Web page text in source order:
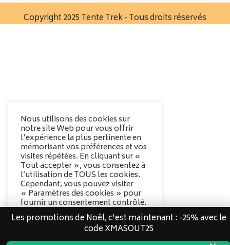
Copyright 2025 Tente Trek - Tous droits réservés
Nous utilisons des cookies sur
notre site Web pour vous offrir
l'expérience la plus pertinente en
mémorisant vos préférences et vos
visites répétées. En cliquant sur «
Tout accepter », vous consentez à
l’utilisation de TOUS les cookies.
Cependant, vous pouvez visiter
« Paramètres des cookies » pour
fournir un consentement contrôlé.
Options des cookies
Tout accepter
Les promotions de Noël, c'est maintenant : -25% avec le
code XMASOUT25